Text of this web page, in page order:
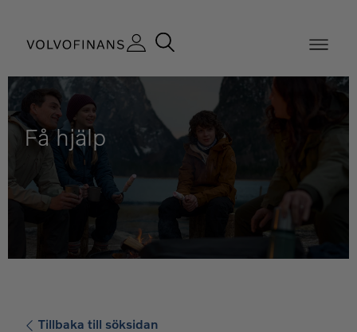
Få hjälp
Tillbaka till söksidan